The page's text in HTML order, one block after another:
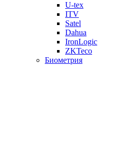
U-tex
ITV
Satel
Dahua
IronLogic
ZKTeco
Биометрия